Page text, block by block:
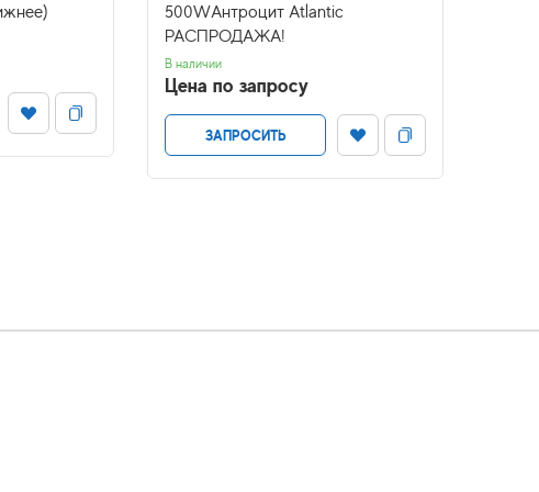
500WАнтроцит Atlantic
РАСПРОДАЖА!
В наличии
Цена по запросу
ЗАПРОСИТЬ